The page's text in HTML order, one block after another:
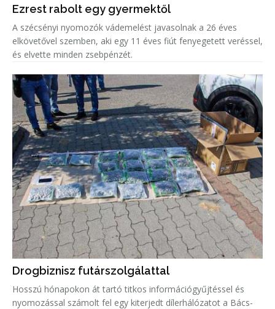
Ezrest rabolt egy gyermektől
A szécsényi nyomozók vádemelést javasolnak a 26 éves
elkövetővel szemben, aki egy 11 éves fiút fenyegetett veréssel,
és elvette minden zsebpénzét.
Drogbiznisz futárszolgálattal
Hosszú hónapokon át tartó titkos információgyűjtéssel és
nyomozással számolt fel egy kiterjedt dílerhálózatot a Bács-